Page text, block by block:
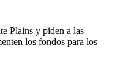
Plains y piden a las
los fondos para los